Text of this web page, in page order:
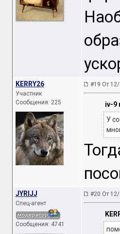
KERRY26
Участник
Сообщения: 225
#19 От
iv-9
У
JYRIJJ
Спец-агент
Сообщения: 4741
#20 От